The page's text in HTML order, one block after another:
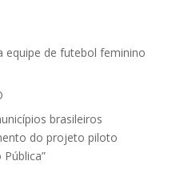
equipe de futebol feminino
brasileiros
do projeto piloto